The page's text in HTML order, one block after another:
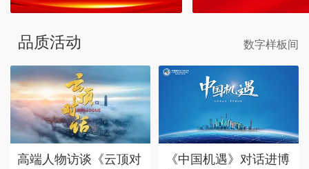
品质活动 数字样板间
高端人物访谈《云顶对
《中国机遇》对话进博